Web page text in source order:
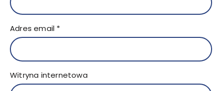
Adres email *
Witryna internetowa